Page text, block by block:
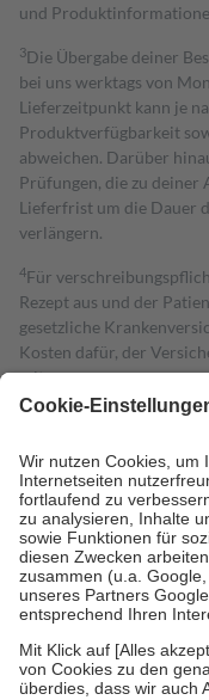
und
3Die Übergabe deiner
bei uns werktags von
Lieferzeitpunkt kann je
Produktverfügbarkeit
abweichen. Darüber
Prüfungen, die zu
Lieferfrist um die Dauer
verlängern.
4Für
Rezept aus und der
gesetzliche
Kosten dafür, der
mit.
Grundsätzlich leisten
höchstens zehn Euro.
Es
Kosten der Leistung zu
Diese Regeln gelten
Bei Heilmitteln und
Zuzahlung zehn Prozent
Verordnung.
Um das Engagement der
stärken und die
fallenkeine Zuzahlungen
• Kindern und